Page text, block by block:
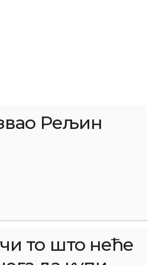
Рељин
то што неће